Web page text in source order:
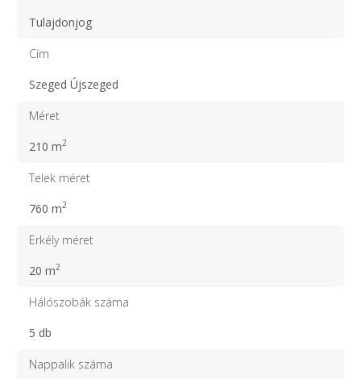
Tulajdonjog
Cím
Szeged Újszeged
Méret
210 m2
Telek méret
760 m2
Erkély méret
20 m2
Hálószobák száma
5 db
Nappalik száma